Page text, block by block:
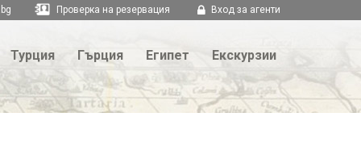
Проверка на резервация Вход за агенти
Турция Гърция Египет Екскурзии